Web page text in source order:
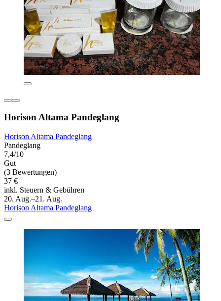
Horison Altama Pandeglang
Horison Altama Pandeglang
Pandeglang
7,4/10
Gut
(3 Bewertungen)
37 €
inkl. Steuern & Gebühren
20. Aug.–21. Aug.
Horison Altama Pandeglang